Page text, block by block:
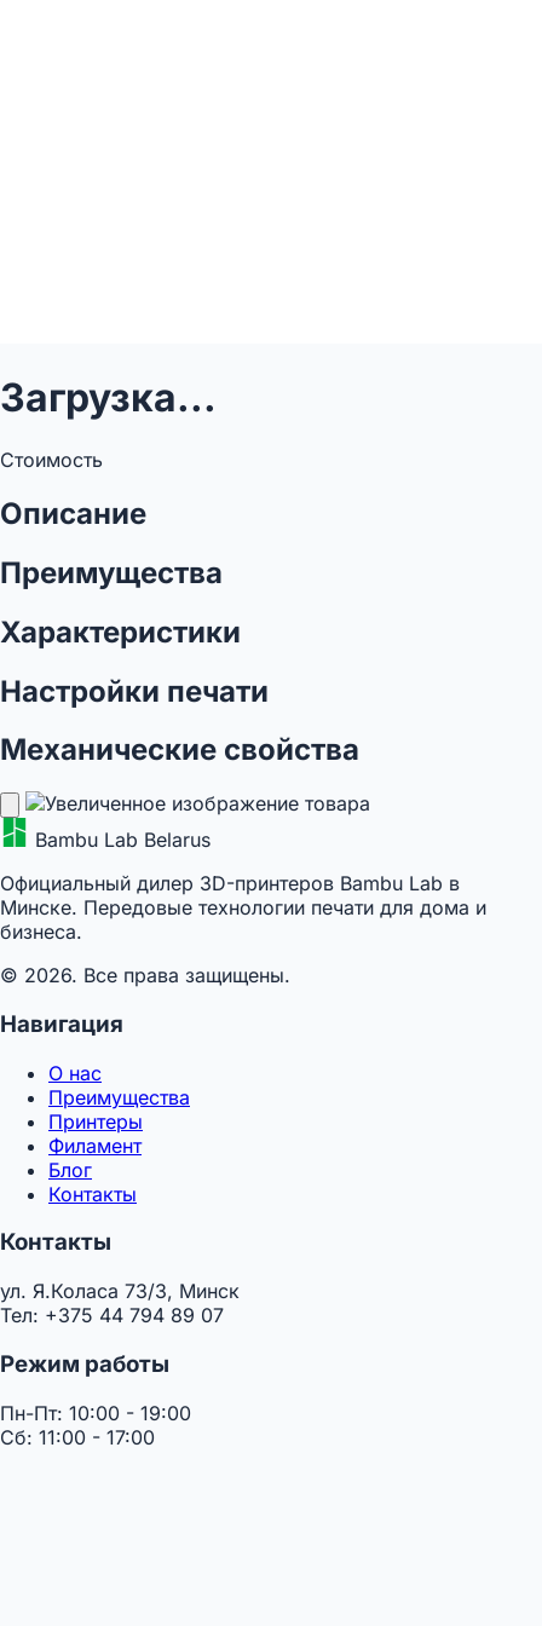
Загрузка...
Стоимость
Описание
Преимущества
Характеристики
Настройки печати
Механические свойства
Bambu Lab Belarus
Официальный дилер 3D-принтеров Bambu Lab в
Минске. Передовые технологии печати для дома и
бизнеса.
© 2026. Все права защищены.
Навигация
О нас
Преимущества
Принтеры
Филамент
Блог
Контакты
Контакты
ул. Я.Коласа 73/3, Минск
Тел: +375 44 794 89 07
Режим работы
Пн-Пт: 10:00 - 19:00
Сб: 11:00 - 17:00